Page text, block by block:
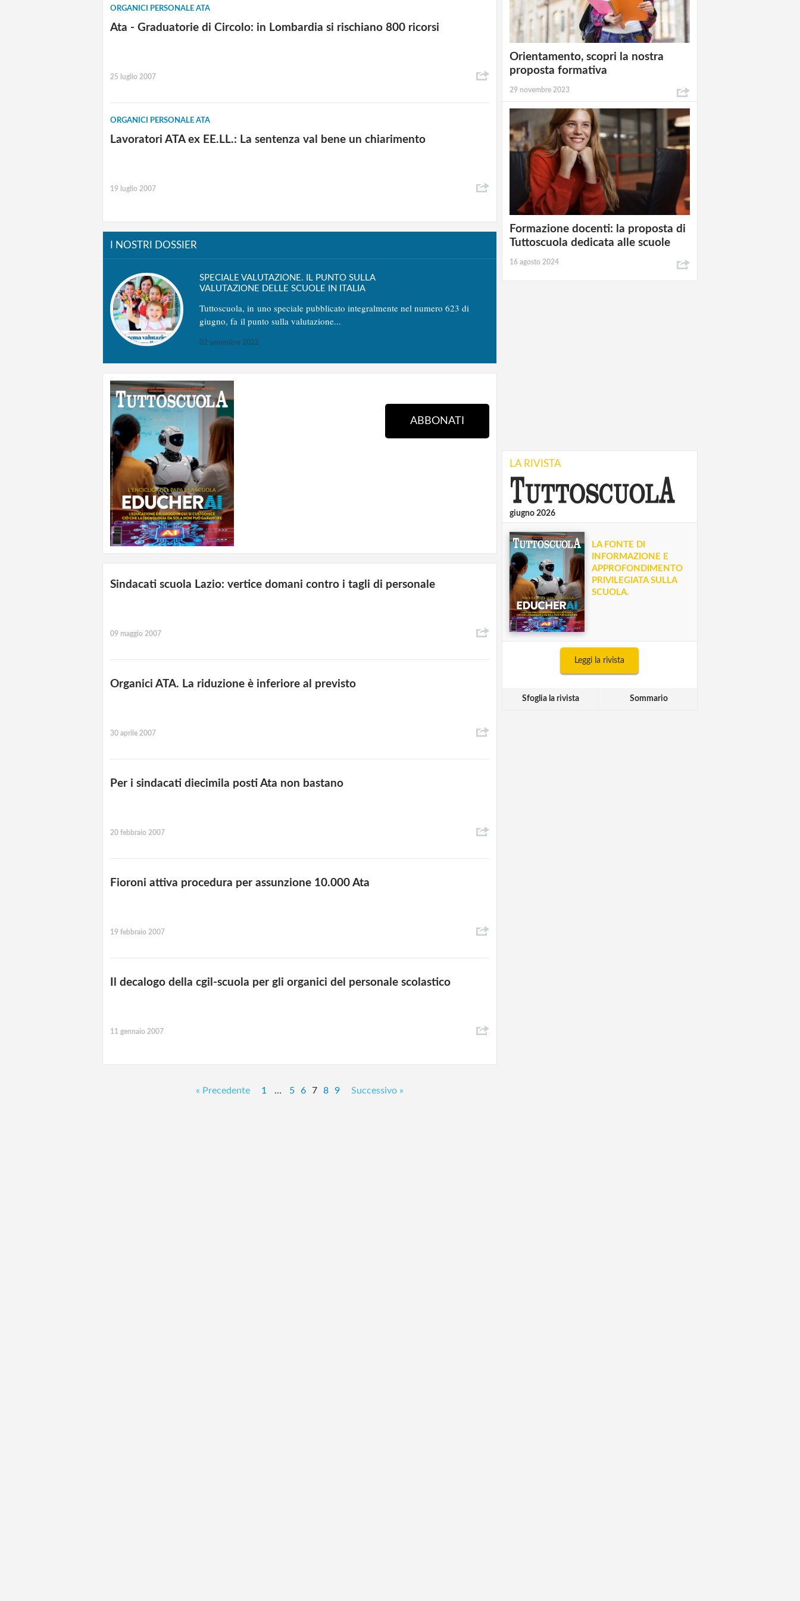
ORGANICI PERSONALE ATA
Ata - Graduatorie di Circolo: in Lombardia si rischiano 800 ricorsi
25 luglio 2007
ORGANICI PERSONALE ATA
Lavoratori ATA ex EE.LL.: La sentenza val bene un chiarimento
19 luglio 2007
I NOSTRI DOSSIER
SPECIALE VALUTAZIONE. IL PUNTO SULLA
VALUTAZIONE DELLE SCUOLE IN ITALIA
Tuttoscuola, in uno speciale pubblicato integralmente nel numero 623 di
giugno, fa il punto sulla valutazione...
02 settembre 2022
ABBONATI
Sindacati scuola Lazio: vertice domani contro i tagli di personale
09 maggio 2007
Organici ATA. La riduzione è inferiore al previsto
30 aprile 2007
Per i sindacati diecimila posti Ata non bastano
20 febbraio 2007
Fioroni attiva procedura per assunzione 10.000 Ata
19 febbraio 2007
Il decalogo della cgil-scuola per gli organici del personale scolastico
11 gennaio 2007
« Precedente 1 … 5 6 7 8 9 Successivo »
Orientamento, scopri la nostra
proposta formativa
29 novembre 2023
Formazione docenti: la proposta di
Tuttoscuola dedicata alle scuole
16 agosto 2024
LA RIVISTA
giugno 2026
LA FONTE DI
INFORMAZIONE E
APPROFONDIMENTO
PRIVILEGIATA SULLA
SCUOLA.
Leggi la rivista
Sfoglia la rivista Sommario